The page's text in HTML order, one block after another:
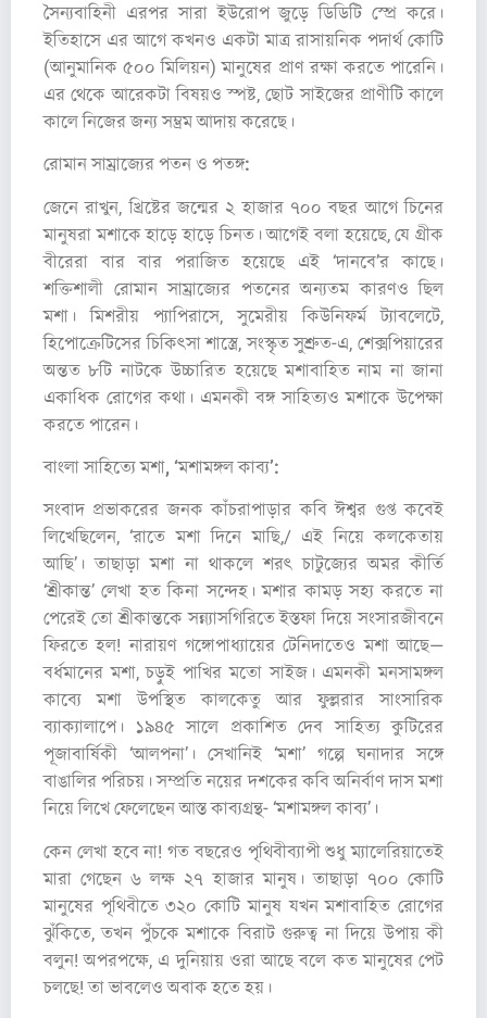
সৈন্যবাহিনী এরপর সারা ইউরোপ জুড়ে ডিডিটি স্প্রে করে।
ইতিহাসে এর আগে কখনও একটা মাত্র রাসায়নিক পদার্থ কোটি
(আনুমানিক ৫০০ মিলিয়ন) মানুষের প্রাণ রক্ষা করতে পারেনি।
এর থেকে আরেকটা বিষয়ও স্পষ্ট, ছোট সাইজের প্রাণীটি কালে
কালে নিজের জন্য সম্ভ্রম আদায় করেছে।
রোমান সাম্রাজ্যের পতন ও পতঙ্গ:
জেনে রাখুন, খ্রিষ্টের জন্মের ২ হাজার ৭০০ বছর আগে চিনের
মানুষরা মশাকে হাড়ে হাড়ে চিনত। আগেই বলা হয়েছে, যে গ্রীক
বীরেরা বার বার পরাজিত হয়েছে এই ‘দানবে’র কাছে।
শক্তিশালী রোমান সাম্রাজ্যের পতনের অন্যতম কারণও ছিল
মশা। মিশরীয় প্যাপিরাসে, সুমেরীয় কিউনিফর্ম ট্যাবলেটে,
হিপোক্রেটিসের চিকিৎসা শাস্ত্রে, সংস্কৃত সুশ্রুত-এ, শেক্সপিয়ারের
অন্তত ৮টি নাটকে উচ্চারিত হয়েছে মশাবাহিত নাম না জানা
একাধিক রোগের কথা। এমনকী বঙ্গ সাহিত্যও মশাকে উপেক্ষা
করতে পারেন।
বাংলা সাহিত্যে মশা, ‘মশামঙ্গল কাব্য’:
সংবাদ প্রভাকরের জনক কাঁচরাপাড়ার কবি ঈশ্বর গুপ্ত কবেই
লিখেছিলেন, ‘রাতে মশা দিনে মাছি,/ এই নিয়ে কলকেতায়
আছি’। তাছাড়া মশা না থাকলে শরৎ চাটুজ্যের অমর কীর্তি
‘শ্রীকান্ত’ লেখা হত কিনা সন্দেহ। মশার কামড় সহ্য করতে না
পেরেই তো শ্রীকান্তকে সন্ন্যাসগিরিতে ইস্তফা দিয়ে সংসারজীবনে
ফিরতে হল! নারায়ণ গঙ্গোপাধ্যায়ের টেনিদাতেও মশা আছে—
বর্ধমানের মশা, চড়ুই পাখির মতো সাইজ। এমনকী মনসামঙ্গল
কাব্যে মশা উপস্থিত কালকেতু আর ফুল্লরার সাংসারিক
ব্যাক্যালাপে। ১৯৪৫ সালে প্রকাশিত দেব সাহিত্য কুটিরের
পূজাবার্ষিকী ‘আলপনা’। সেখানিই ‘মশা’ গল্পে ঘনাদার সঙ্গে
বাঙালির পরিচয়। সম্প্রতি নয়ের দশকের কবি অনির্বাণ দাস মশা
নিয়ে লিখে ফেলেছেন আস্ত কাব্যগ্রন্থ- ‘মশামঙ্গল কাব্য’।
কেন লেখা হবে না! গত বছরেও পৃথিবীব্যাপী শুধু ম্যালেরিয়াতেই
মারা গেছেন ৬ লক্ষ ২৭ হাজার মানুষ। তাছাড়া ৭০০ কোটি
মানুষের পৃথিবীতে ৩২০ কোটি মানুষ যখন মশাবাহিত রোগের
ঝুঁকিতে, তখন পুঁচকে মশাকে বিরাট গুরুত্ব না দিয়ে উপায় কী
বলুন! অপরপক্ষে, এ দুনিয়ায় ওরা আছে বলে কত মানুষের পেট
চলছে! তা ভাবলেও অবাক হতে হয়।